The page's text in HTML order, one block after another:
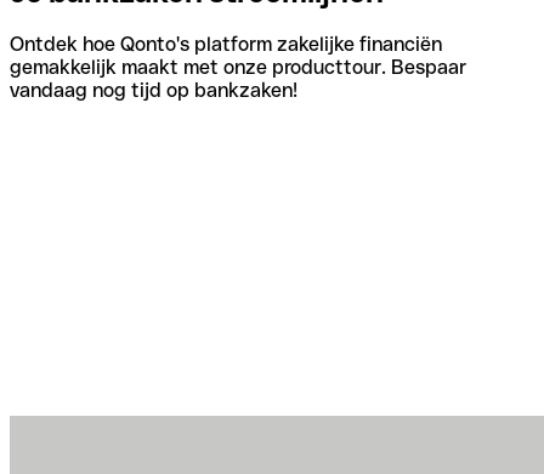
Ontdek hoe Qonto's platform zakelijke financiën
gemakkelijk maakt met onze producttour. Bespaar
vandaag nog tijd op bankzaken!